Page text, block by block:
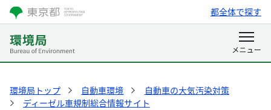
都全体で探す
環境局トップ 自動車環境
自動車の大気汚染対策
ディーゼル車規制総合情報サイト